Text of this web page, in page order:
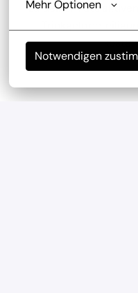
Mehr Optionen
Notwendigen
zu deinem